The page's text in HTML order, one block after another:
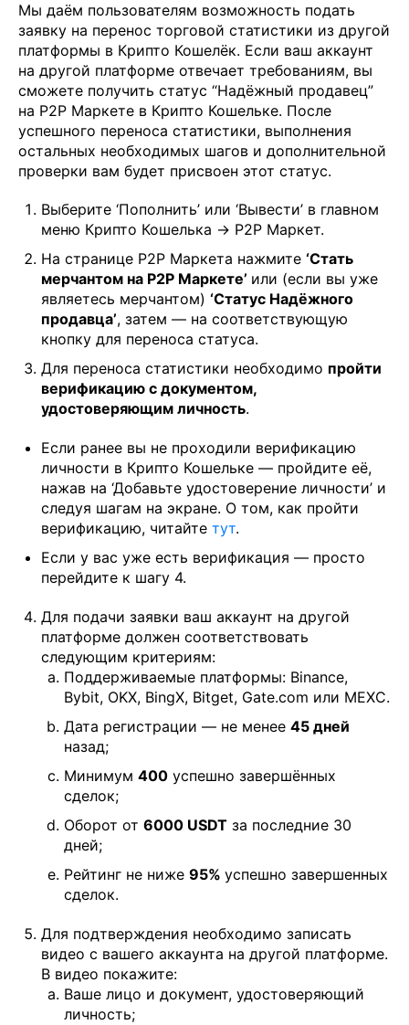
Мы даём пользователям возможность подать
заявку на перенос торговой статистики из другой
платформы в Крипто Кошелёк. Если ваш аккаунт
на другой платформе отвечает требованиям, вы
сможете получить статус “Надёжный продавец”
на P2P Маркете в Крипто Кошельке. После
успешного переноса статистики, выполнения
остальных необходимых шагов и дополнительной
проверки вам будет присвоен этот статус.
Выберите ‘Пополнить’ или ‘Вывести’ в главном
меню Крипто Кошелька → P2P Маркет.
На странице P2P Маркета нажмите ‘Стать
мерчантом на P2P Маркете’ или (если вы уже
являетесь мерчантом) ‘Статус Надёжного
продавца’, затем — на соответствующую
кнопку для переноса статуса.
Для переноса статистики необходимо пройти
верификацию с документом,
удостоверяющим личность.
Если ранее вы не проходили верификацию
личности в Крипто Кошельке — пройдите её,
нажав на ‘Добавьте удостоверение личности’ и
следуя шагам на экране. О том, как пройти
верификацию, читайте тут.
Если у вас уже есть верификация — просто
перейдите к шагу 4.
Для подачи заявки ваш аккаунт на другой
платформе должен соответствовать
следующим критериям:
Поддерживаемые платформы: Binance,
Bybit, OKX, BingX, Bitget, Gate.com или MEXC.
Дата регистрации — не менее 45 дней
назад;
Минимум 400 успешно завершённых
сделок;
Оборот от 6000 USDT за последние 30
дней;
Рейтинг не ниже 95% успешно завершенных
сделок.
Для подтверждения необходимо записать
видео с вашего аккаунта на другой платформе.
В видео покажите:
Ваше лицо и документ, удостоверяющий
личность;